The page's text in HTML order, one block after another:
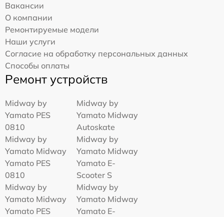
Вакансии
О компании
Ремонтируемые модели
Наши услуги
Согласие на обработку персональных данных
Способы оплаты
Ремонт устройств
Midway by
Yamato PES
0810
Midway by
Yamato Midway
Autoskate
Midway by
Yamato Midway
Yamato PES
0810
Midway by
Yamato Midway
Yamato E-
Scooter S
Midway by
Yamato Midway
Yamato PES
Midway by
Yamato Midway
Yamato E-